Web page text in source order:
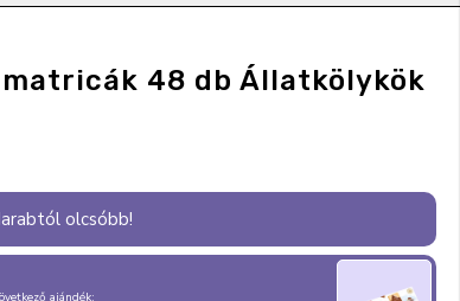
48 db Állatkölykök
olcsóbb!